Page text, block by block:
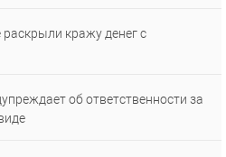
раскрыли кражу денег с
об ответственности за